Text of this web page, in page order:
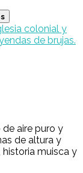
de aire puro y
de altura y
historia muisca y